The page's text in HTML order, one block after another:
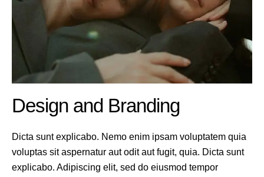
Design and Branding
Dicta sunt explicabo. Nemo enim ipsam voluptatem quia
voluptas sit aspernatur aut odit aut fugit, quia. Dicta sunt
explicabo. Adipiscing elit, sed do eiusmod tempor